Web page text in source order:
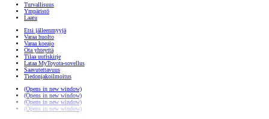
Turvallisuus
Ympäristö
Laatu
Etsi jälleenmyyjä
Varaa huolto
Varaa koeajo
Ota yhteyttä
Tilaa uutiskirje
Lataa MyToyota-sovellus
Saavutettavuus
Tiedonjakoilmoitus
(Opens in new window)
(Opens in new window)
(Opens in new window)
(Opens in new window)